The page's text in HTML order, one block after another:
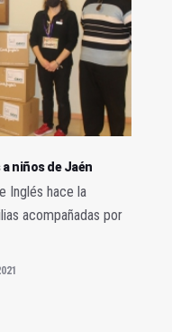
niños de Jaén
Inglés hace la
acompañadas por